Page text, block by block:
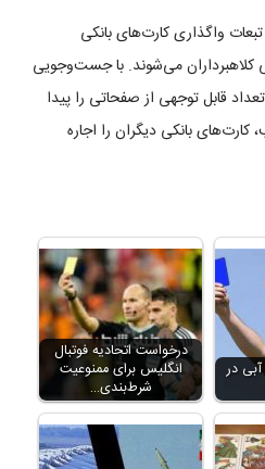
واگذاری کارت‌های بانکی
کلاهبرداران می‌شوند. با جست‌وجویی
قابل توجهی از صفحاتی را پیدا
بانکی دیگران را اجاره
درخواست اتحادیه فوتبال
انگلیس برای ممنوعیت
شرط‌بندی…
در